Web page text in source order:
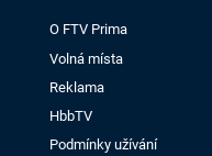
O FTV Prima
Volná místa
Reklama
HbbTV
Podmínky užívání